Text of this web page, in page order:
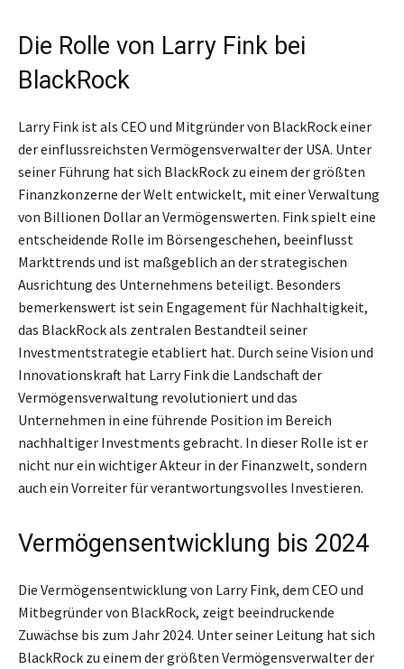
Die Rolle von Larry Fink bei
BlackRock
Larry Fink ist als CEO und Mitgründer von BlackRock einer
der einflussreichsten Vermögensverwalter der USA. Unter
seiner Führung hat sich BlackRock zu einem der größten
Finanzkonzerne der Welt entwickelt, mit einer Verwaltung
von Billionen Dollar an Vermögenswerten. Fink spielt eine
entscheidende Rolle im Börsengeschehen, beeinflusst
Markttrends und ist maßgeblich an der strategischen
Ausrichtung des Unternehmens beteiligt. Besonders
bemerkenswert ist sein Engagement für Nachhaltigkeit,
das BlackRock als zentralen Bestandteil seiner
Investmentstrategie etabliert hat. Durch seine Vision und
Innovationskraft hat Larry Fink die Landschaft der
Vermögensverwaltung revolutioniert und das
Unternehmen in eine führende Position im Bereich
nachhaltiger Investments gebracht. In dieser Rolle ist er
nicht nur ein wichtiger Akteur in der Finanzwelt, sondern
auch ein Vorreiter für verantwortungsvolles Investieren.
Vermögensentwicklung bis 2024
Die Vermögensentwicklung von Larry Fink, dem CEO und
Mitbegründer von BlackRock, zeigt beeindruckende
Zuwächse bis zum Jahr 2024. Unter seiner Leitung hat sich
BlackRock zu einem der größten Vermögensverwalter der